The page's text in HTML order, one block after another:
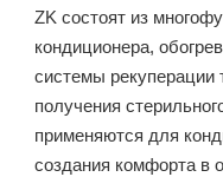
ZK состоят из
кондиционера,
системы рекуперации
получения
применяются для
создания комфорта в